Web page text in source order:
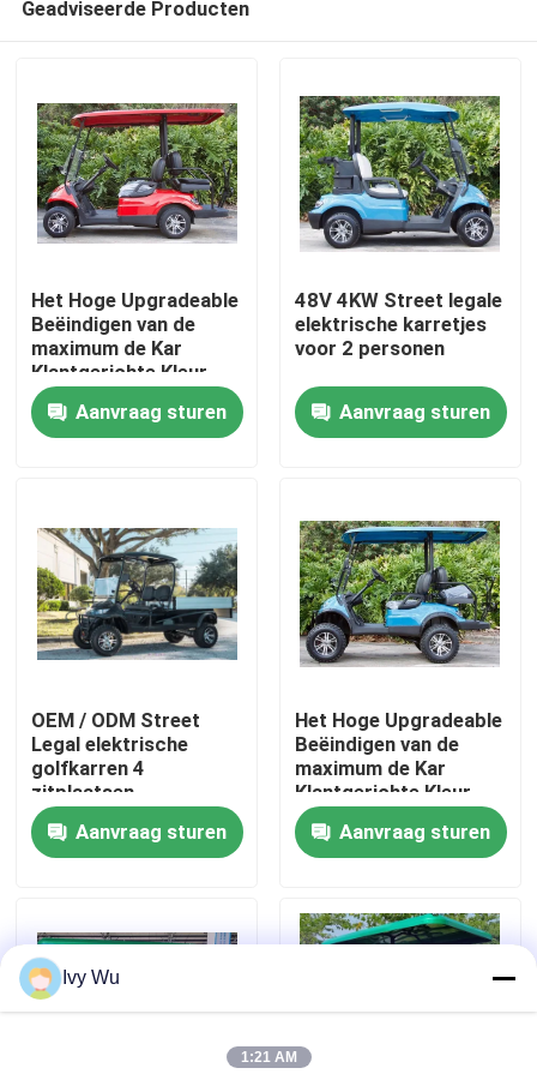
Huis
Ongeveer ons
Fabrieksreis
Contact de V.S.
Nieuws
De Zijspiegels van de golfkar
Het Wieldekking van de golfkar
Het Dashboard van de golfkar
Geadviseerde Producten
Het Hoge Upgradeable
Beëindigen van de
maximum de Kar
Klantgerichte Kleur
van het
Snelheids30mph
Elektrische Golf
Aanvraag sturen
48V 4KW Street legale
elektrische karretjes
voor 2 personen
Aanvraag sturen
OEM / ODM Street
Legal elektrische
golfkarren 4
zitplaatsen
Aanvraag sturen
Het Hoge Upgradeable
Beëindigen van de
maximum de Kar
Klantgerichte Kleur
van het Snelheids
Elektrische 30mph
Golf
Aanvraag sturen
Ivy Wu
1:21 AM